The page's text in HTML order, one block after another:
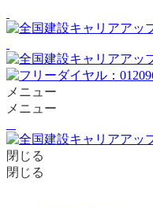
メニュー
メニュー
閉じる
閉じる